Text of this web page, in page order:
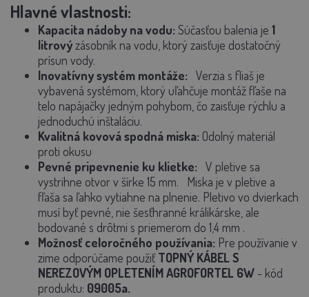
Hlavné vlastnosti:
Kapacita nádoby na vodu: Súčasťou balenia je 1
litrovýzásobník na vodu, ktorý zaisťuje dostatočný
prísun vody.
Inovatívny systém montáže: Verzia s fliaš je
vybavená systémom, ktorý uľahčuje montáž fľaše na
telo napájačky jedným pohybom, čo zaisťuje rýchlu a
jednoduchú inštaláciu.
Kvalitná kovová spodná miska: Odolný materiál
proti okusu
Pevné pripevnenie ku klietke: V pletive sa
vystrihne otvor v šírke 15 mm.
Miska je v pletive a
fľaša sa ľahko vytiahne na plnenie. Pletivo vo dvierkach
musí byť pevné, nie šesťhranné králikárske, ale
bodované s drôtmi s priemerom do 1,4 mm .
Možnosť celoročného používania: Pre používanie v
zime odporúčame použiť TOPNÝ KÁBEL S
NEREZOVÝM OPLETENÍM AGROFORTEL 6W - kód
produktu: 09005a.